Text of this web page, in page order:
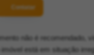
Contatar
não é recomendado,
imóvel está em situação